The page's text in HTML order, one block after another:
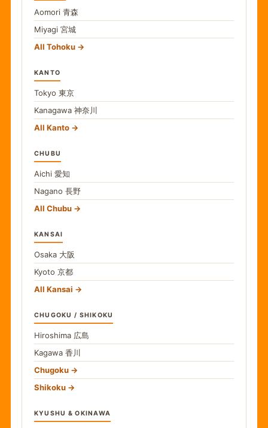
Aomori 青森
Miyagi 宮城
All Tohoku
KANTO
Tokyo 東京
Kanagawa 神奈川
All Kanto
CHUBU
Aichi 愛知
Nagano 長野
All Chubu
KANSAI
Osaka 大阪
Kyoto 京都
All Kansai
CHUGOKU / SHIKOKU
Hiroshima 広島
Kagawa 香川
Chugoku
Shikoku
KYUSHU & OKINAWA